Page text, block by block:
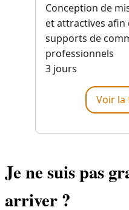
Conception de
et attractives afin
supports de
professionnels
3 jours
Voir
Je ne suis pas
arriver ?